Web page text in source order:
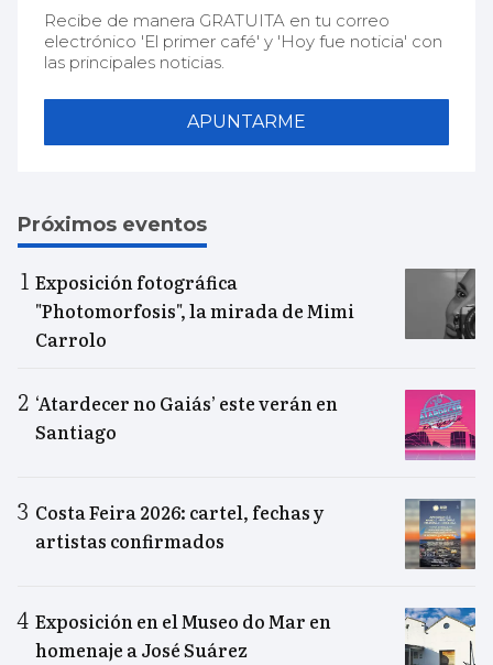
Recibe de manera GRATUITA en tu correo
electrónico 'El primer café' y 'Hoy fue noticia' con
las principales noticias.
APUNTARME
Próximos eventos
Exposición fotográfica
"Photomorfosis", la mirada de Mimi
Carrolo
‘Atardecer no Gaiás’ este verán en
Santiago
Costa Feira 2026: cartel, fechas y
artistas confirmados
Exposición en el Museo do Mar en
homenaje a José Suárez